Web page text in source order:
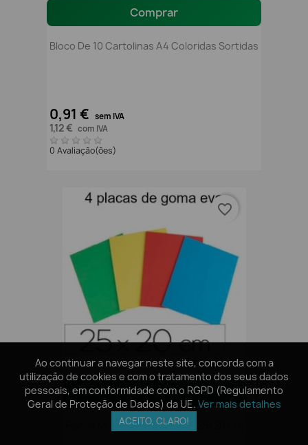
Ao continuar a navegar neste site, concorda com a
utilização de cookies e com o tratamento dos seus dados
pessoais, em conformidade com o RGPD (Regulamento
Geral de Proteção de Dados) da UE. Ver mais detalhes
ACEITO, CLARO!
Comprar
Bloco De 10 Cartolinas A4 Coloridas Sortidas
0,91 € sem IVA
1,12 € com IVA
0 Avaliação(ões)
Comprar
Placas Musgami (Goma Eva) 25x20 Cm
favorite_border
Ao continuar a navegar neste site, concorda com a
utilização de cookies e com o tratamento dos seus dados
pessoais, em conformidade com o RGPD (Regulamento
Geral de Proteção de Dados) da UE. Ver mais detalhes
ACEITO, CLARO!